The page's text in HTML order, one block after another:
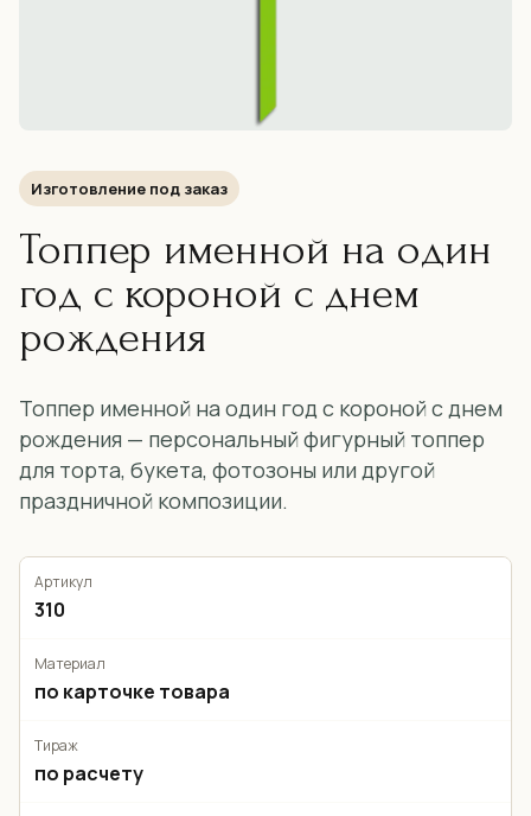
Изготовление под заказ
Топпер именной на один
год с короной с днем
рождения
Топпер именной на один год с короной с днем
рождения — персональный фигурный топпер
для торта, букета, фотозоны или другой
праздничной композиции.
Артикул
310
Материал
по карточке товара
Тираж
по расчету